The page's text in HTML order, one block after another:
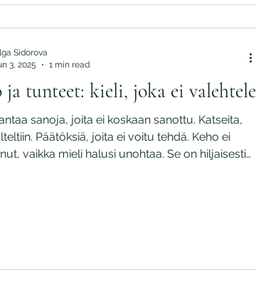
ja tunteet: kieli, joka ei valehtele
sanoja, joita ei koskaan sanottu. Katseita,
Päätöksiä, joita ei voitu tehdä. Keho ei
vaikka mieli halusi unohtaa. Se on hiljaisesti
Sidorova
3, 2025
1 min read